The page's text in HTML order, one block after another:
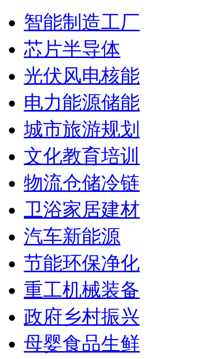
智能制造工厂
芯片半导体
光伏风电核能
电力能源储能
城市旅游规划
文化教育培训
物流仓储冷链
卫浴家居建材
汽车新能源
节能环保净化
重工机械装备
政府乡村振兴
母婴食品生鲜